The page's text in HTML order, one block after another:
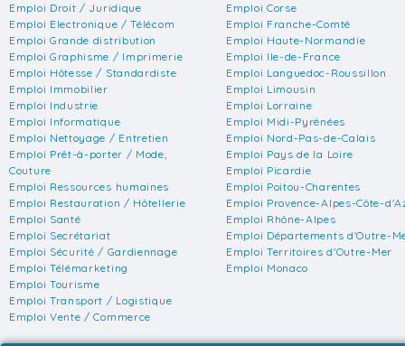
Emploi Droit / Juridique
Emploi Electronique / Télécom
Emploi Grande distribution
Emploi Graphisme / Imprimerie
Emploi Hôtesse / Standardiste
Emploi Immobilier
Emploi Industrie
Emploi Informatique
Emploi Nettoyage / Entretien
Emploi Prêt-à-porter / Mode,
Couture
Emploi Ressources humaines
Emploi Restauration / Hôtellerie
Emploi Santé
Emploi Secrétariat
Emploi Sécurité / Gardiennage
Emploi Télémarketing
Emploi Tourisme
Emploi Transport / Logistique
Emploi Vente / Commerce
Emploi Corse
Emploi Franche-Comté
Emploi Haute-Normandie
Emploi Ile-de-France
Emploi Languedoc-Roussillon
Emploi Limousin
Emploi Lorraine
Emploi Midi-Pyrénées
Emploi Nord-Pas-de-Calais
Emploi Pays de la Loire
Emploi Picardie
Emploi Poitou-Charentes
Emploi Provence-Alpes-Côte-
Emploi Rhône-Alpes
Emploi Départements d'Outre-
Emploi Territoires d'Outre-Mer
Emploi Monaco